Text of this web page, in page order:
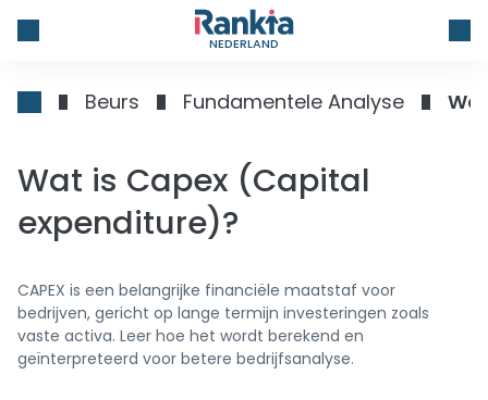
NEDERLAND
Beurs Fundamentele Analyse
Wat is Capex (Capital
expenditure)?
CAPEX is een belangrijke financiële maatstaf voor
bedrijven, gericht op lange termijn investeringen zoals
vaste activa. Leer hoe het wordt berekend en
geïnterpreteerd voor betere bedrijfsanalyse.